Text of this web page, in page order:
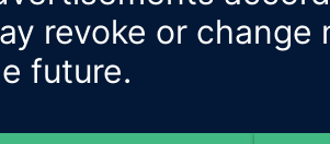
revoke or
future.